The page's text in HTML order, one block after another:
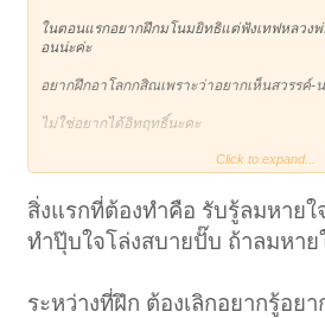
ในตอนแรกอยากฝึกมโนมยิทธิแต่ฟังเทฟหลวง
อนน่ะค่ะ
อยากฝึกอาโลกกสิณเพราะว่าอยากเห็นสวรรค์-
ไม่ใช่อยากได้อิทฤทธิ์นะคะ
แค่คิดว่าถ้าตัวเองได้เห็นสวรรค์นรกแล้วจะทำ
เดียวน่ะค่ะ
เลยอยากฝึกอาโลกกสิณ ใครเคยฝึก หรือได้แล้
Click to expand...
สิ่งแรกที่ต้องทำคือ รับรู้ลมหาย
ทำปุ๊บใจโล่งสบายปั๊บ ถ้าลมหา
ระหว่างที่ฝึก ต้องเลิกอยากรู้อย